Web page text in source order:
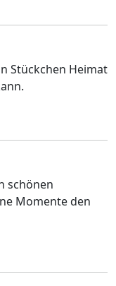
Stückchen Heimat
schönen
Momente den